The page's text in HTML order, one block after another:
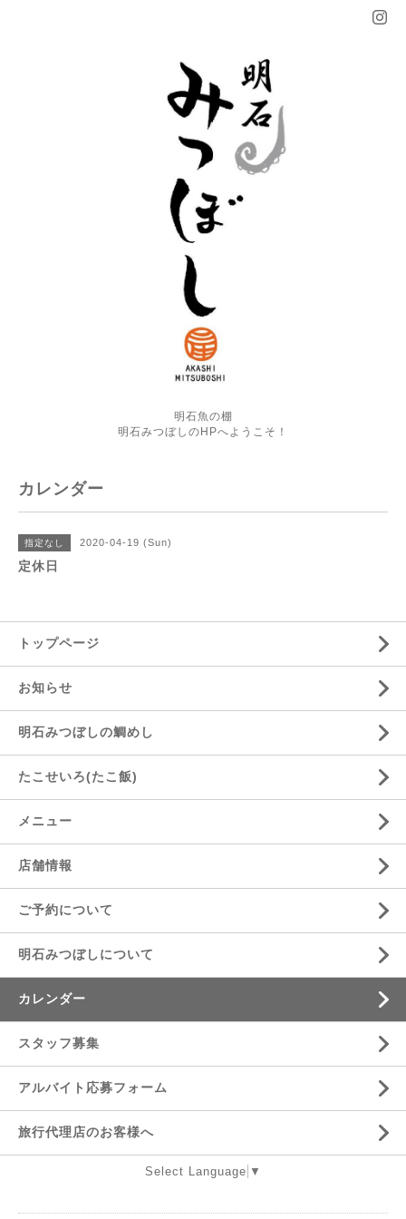
明石魚の棚
明石みつぼしのHPへようこそ！
カレンダー
指定なし 2020-04-19 (Sun)
定休日
トップページ
お知らせ
明石みつぼしの鯛めし
たこせいろ(たこ飯)
メニュー
店舗情報
ご予約について
明石みつぼしについて
カレンダー
スタッフ募集
アルバイト応募フォーム
旅行代理店のお客様へ
Select Language ▼